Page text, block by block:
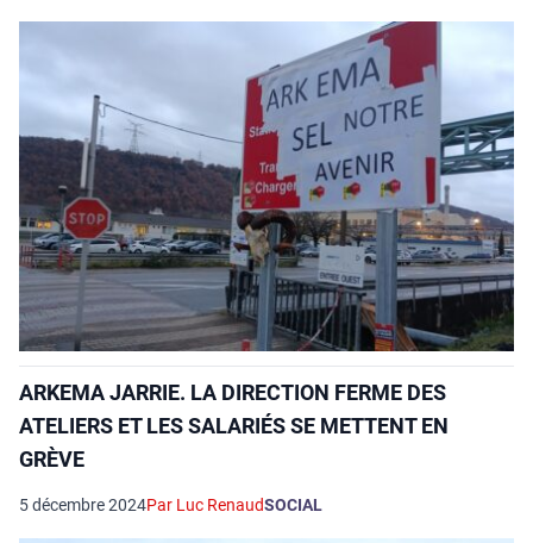
ARKEMA JARRIE. LA DIRECTION FERME DES
ATELIERS ET LES SALARIÉS SE METTENT EN
GRÈVE
5 décembre 2024Par Luc RenaudSOCIAL